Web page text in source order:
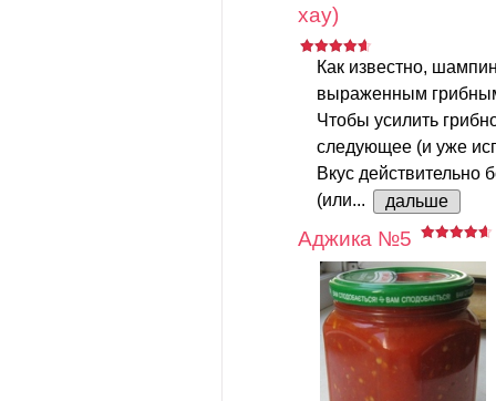
хау)
Как известно,
выраженным
Чтобы усилить
следующее (и уже
Вкус
(или...
дальше
Аджика №5